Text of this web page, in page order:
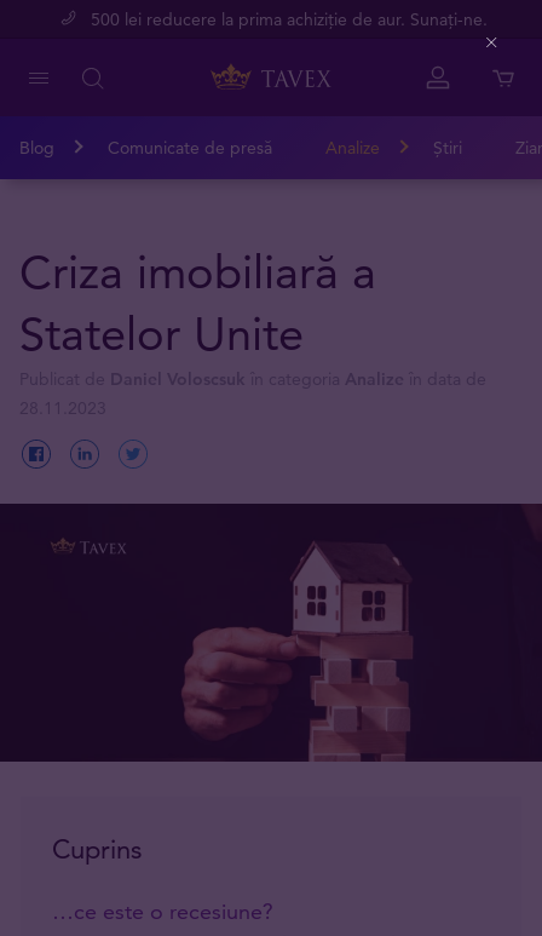
500 lei reducere la prima achiziție de aur. Sunați-ne.
Blog Comunicate de presă Analize Știri
Criza imobiliară a
Statelor Unite
Cuprins
…ce este o recesiune?
Close